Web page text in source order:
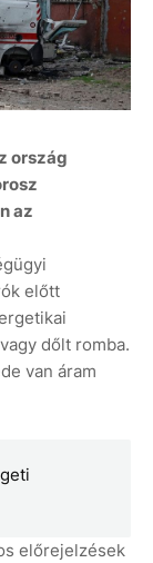
ország
az
előtt
dőlt romba.
van áram
előrejelzések